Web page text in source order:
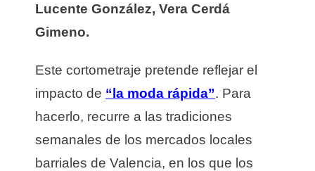
Lucente González, Vera Cerdá
Gimeno.
Este cortometraje pretende reflejar el
impacto de “la moda rápida”. Para
hacerlo, recurre a las tradiciones
semanales de los mercados locales
barriales de Valencia, en los que los